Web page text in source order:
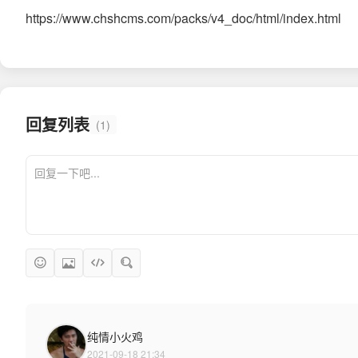
https://www.chshcms.com/packs/v4_doc/html/index.html
回复列表 (1)
纯情小火鸡
2021-09-18 21:34